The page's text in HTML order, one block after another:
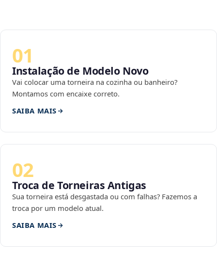
01
Instalação de Modelo Novo
Vai colocar uma torneira na cozinha ou banheiro?
Montamos com encaixe correto.
SAIBA MAIS
02
Troca de Torneiras Antigas
Sua torneira está desgastada ou com falhas? Fazemos a
troca por um modelo atual.
SAIBA MAIS